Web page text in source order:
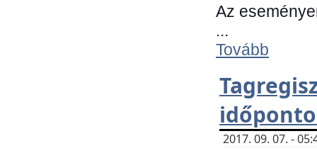
Az
...
Tovább
2017. 09. 07. -